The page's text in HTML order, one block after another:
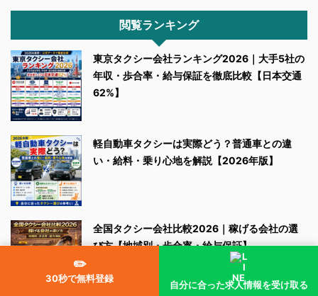
閲覧ランキング
東京タクシー会社ランキング2026｜大手5社の
年収・歩合率・給与保証を徹底比較【日本交通
62%】
軽自動車タクシーは実際どう？普通車との違
い・給料・乗り心地を解説【2026年版】
全国タクシー会社比較2026｜稼げる会社の選
び方【地域別・歩合率・給与保証】
✏️
30秒で無料登録
自分に合った求人情報を受け取る